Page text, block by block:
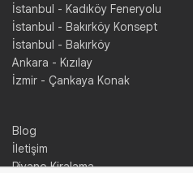
İstanbul - Kadıköy Feneryolu
İstanbul - Bakırköy Konsept
İstanbul - Bakırköy
Ankara - Kızılay
İzmir - Çankaya Konak
Blog
İletişim
Piyano Kiralama